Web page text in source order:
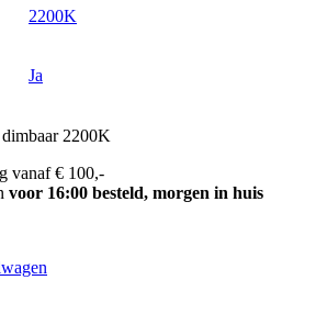
2200K
Ja
2200K
vanaf € 100,-
voor 16:00 besteld, morgen in huis